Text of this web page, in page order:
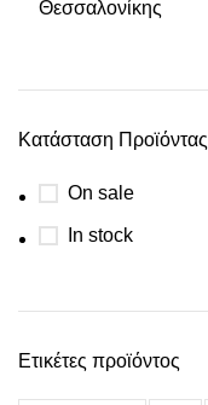
Θεσσαλονίκης
Κατάσταση Προϊόντας
On sale
In stock
Ετικέτες προϊόντος